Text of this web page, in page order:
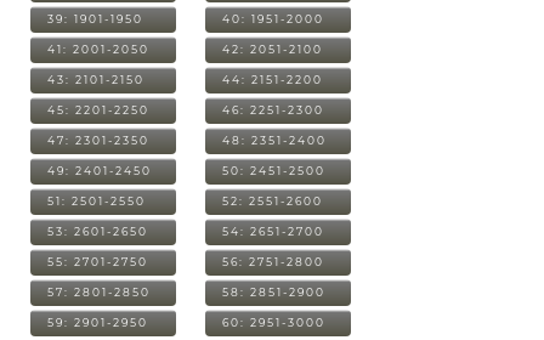
39: 1901-1950 40: 1951-2000
41: 2001-2050 42: 2051-2100
43: 2101-2150 44: 2151-2200
45: 2201-2250 46: 2251-2300
47: 2301-2350 48: 2351-2400
49: 2401-2450 50: 2451-2500
51: 2501-2550 52: 2551-2600
53: 2601-2650 54: 2651-2700
55: 2701-2750 56: 2751-2800
57: 2801-2850 58: 2851-2900
59: 2901-2950 60: 2951-3000